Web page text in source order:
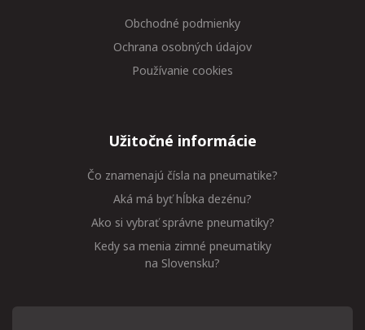
Obchodné podmienky
Ochrana osobných údajov
Používanie cookies
Užitočné informácie
Čo znamenajú čísla na pneumatike?
Aká má byť hĺbka dezénu?
Ako si vybrať správne pneumatiky?
Kedy sa menia zimné pneumatiky
na Slovensku?